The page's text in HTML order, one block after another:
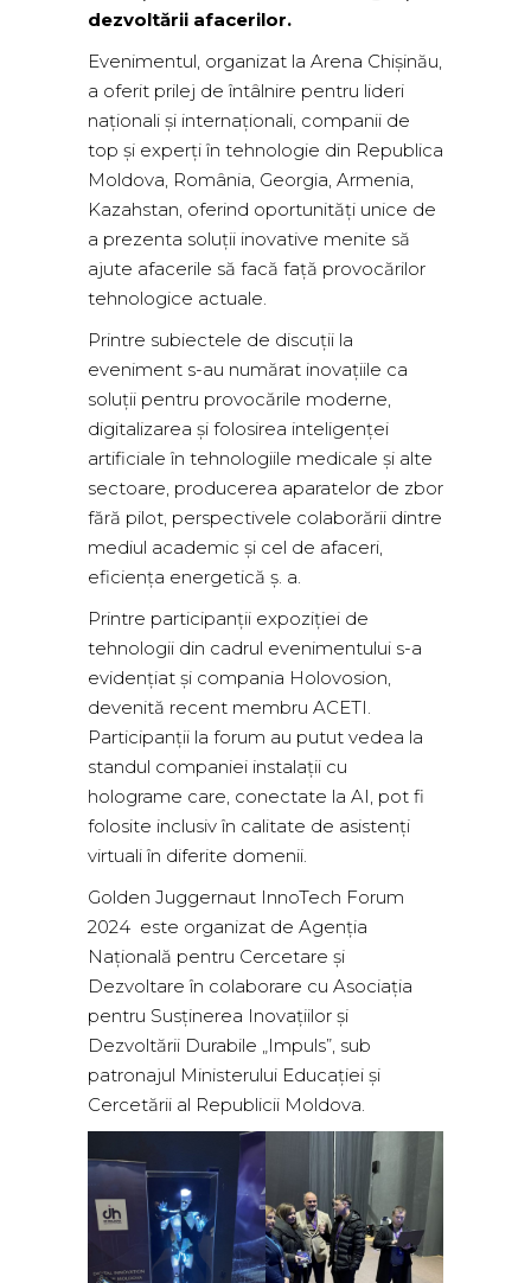
dezvoltării afacerilor.
Evenimentul, organizat la Arena Chișinău,
a oferit prilej de întâlnire pentru lideri
naționali și internaționali, companii de
top și experți în tehnologie din Republica
Moldova, România, Georgia, Armenia,
Kazahstan, oferind oportunități unice de
a prezenta soluții inovative menite să
ajute afacerile să facă față provocărilor
tehnologice actuale.
Printre subiectele de discuții la
eveniment s-au numărat inovațiile ca
soluții pentru provocările moderne,
digitalizarea și folosirea inteligenței
artificiale în tehnologiile medicale și alte
sectoare, producerea aparatelor de zbor
fără pilot, perspectivele colaborării dintre
mediul academic și cel de afaceri,
eficiența energetică ș. a.
Printre participanții expoziției de
tehnologii din cadrul evenimentului s-a
evidențiat și compania Holovosion,
devenită recent membru ACETI.
Participanții la forum au putut vedea la
standul companiei instalații cu
holograme care, conectate la AI, pot fi
folosite inclusiv în calitate de asistenți
virtuali în diferite domenii.
Golden Juggernaut InnoTech Forum
2024 este organizat de Agenția
Națională pentru Cercetare și
Dezvoltare în colaborare cu Asociația
pentru Susținerea Inovațiilor și
Dezvoltării Durabile „Impuls”, sub
patronajul Ministerului Educației și
Cercetării al Republicii Moldova.